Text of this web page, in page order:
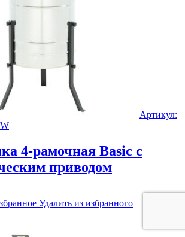
Артикул:
4-рамочная Basic с
приводом
Удалить из избранного